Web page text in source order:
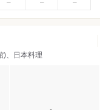
)、日本料理